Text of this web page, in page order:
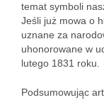
temat symboli
Jeśli już mowa o
uznane za
uhonorowane w
lutego 1831 roku.
Podsumowując